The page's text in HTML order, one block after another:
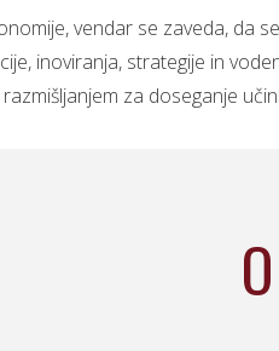
vendar se zaveda, da
inoviranja, strategije in
za doseganje